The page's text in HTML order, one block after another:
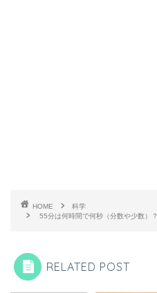
HOME
科学
55分は何時間で何秒（分数や少数）
RELATED POST